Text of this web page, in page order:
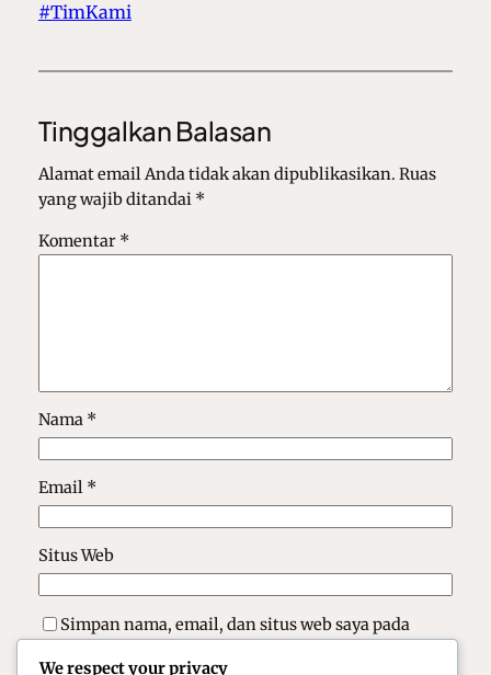
#TimKami
Tinggalkan Balasan
Alamat email Anda tidak akan dipublikasikan. Ruas
yang wajib ditandai *
Komentar *
Nama *
Email *
Situs Web
Simpan nama, email, dan situs web saya pada
We respect your privacy